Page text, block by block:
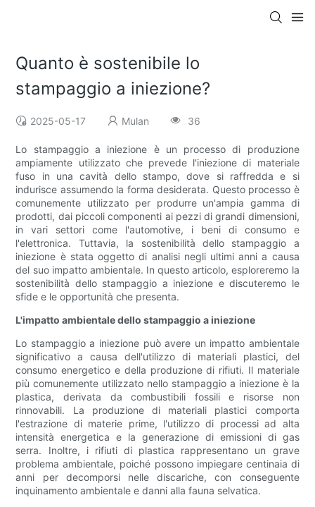
Quanto è sostenibile lo
stampaggio a iniezione?
2025-05-17 Mulan 36
Lo stampaggio a iniezione è un processo di produzione
ampiamente utilizzato che prevede l'iniezione di materiale
fuso in una cavità dello stampo, dove si raffredda e si
indurisce assumendo la forma desiderata. Questo processo è
comunemente utilizzato per produrre un'ampia gamma di
prodotti, dai piccoli componenti ai pezzi di grandi dimensioni,
in vari settori come l'automotive, i beni di consumo e
l'elettronica. Tuttavia, la sostenibilità dello stampaggio a
iniezione è stata oggetto di analisi negli ultimi anni a causa
del suo impatto ambientale. In questo articolo, esploreremo la
sostenibilità dello stampaggio a iniezione e discuteremo le
sfide e le opportunità che presenta.
L'impatto ambientale dello stampaggio a iniezione
Lo stampaggio a iniezione può avere un impatto ambientale
significativo a causa dell'utilizzo di materiali plastici, del
consumo energetico e della produzione di rifiuti. Il materiale
più comunemente utilizzato nello stampaggio a iniezione è la
plastica, derivata da combustibili fossili e risorse non
rinnovabili. La produzione di materiali plastici comporta
l'estrazione di materie prime, l'utilizzo di processi ad alta
intensità energetica e la generazione di emissioni di gas
serra. Inoltre, i rifiuti di plastica rappresentano un grave
problema ambientale, poiché possono impiegare centinaia di
anni per decomporsi nelle discariche, con conseguente
inquinamento ambientale e danni alla fauna selvatica.